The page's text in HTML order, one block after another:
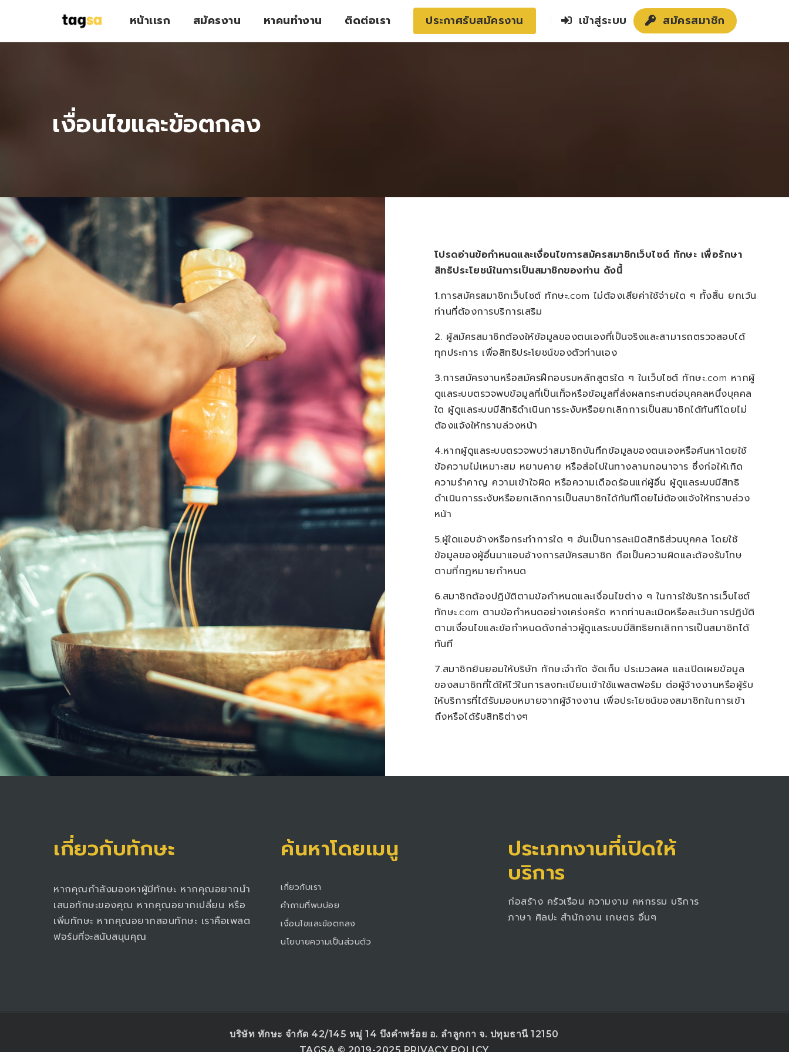
หน้าเเรก สมัครงาน หาคนทำงาน ติดต่อเรา ประกาศรับสมัครงาน เข้าสู่ระบบ สมัครสมาชิก
เงื่อนไขและข้อตกลง
โปรดอ่านข้อกำหนดและเงื่อนไขการสมัครสมาชิกเว็บไซต์ ทักษะ เพื่อรักษา
สิทธิประโยชน์ในการเป็นสมาชิกของท่าน ดังนี้
1.การสมัครสมาชิกเว็บไซต์ ทักษะ.com ไม่ต้องเสียค่าใช้จ่ายใด ๆ ทั้งสิ้น ยกเว้น
ท่านที่ต้องการบริการเสริม
2. ผู้สมัครสมาชิกต้องให้ข้อมูลของตนเองที่เป็นจริงและสามารถตรวจสอบได้
ทุกประการ เพื่อสิทธิประโยชน์ของตัวท่านเอง
3.การสมัครงานหรือสมัครฝึกอบรมหลักสูตรใด ๆ ในเว็บไซต์ ทักษะ.com หากผู้
ดูแลระบบตรวจพบข้อมูลที่เป็นเท็จหรือข้อมูลที่ส่งผลกระทบต่อบุคคลหนึ่งบุคคล
ใด ผู้ดูแลระบบมีสิทธิดำเนินการระงับหรือยกเลิกการเป็นสมาชิกได้ทันทีโดยไม่
ต้องแจ้งให้ทราบล่วงหน้า
4.หากผู้ดูแลระบบตรวจพบว่าสมาชิกบันทึกข้อมูลของตนเองหรือค้นหาโดยใช้
ข้อความไม่เหมาะสม หยาบคาย หรือส่อไปในทางลามกอนาจาร ซึ่งก่อให้เกิด
ความรำคาญ ความเข้าใจผิด หรือความเดือดร้อนแก่ผู้อื่น ผู้ดูแลระบบมีสิทธิ
ดำเนินการระงับหรือยกเลิกการเป็นสมาชิกได้ทันทีโดยไม่ต้องแจ้งให้ทราบล่วง
หน้า
5.ผู้ใดแอบอ้างหรือกระทำการใด ๆ อันเป็นการละเมิดสิทธิส่วนบุคคล โดยใช้
ข้อมูลของผู้อื่นมาแอบอ้างการสมัครสมาชิก ถือเป็นความผิดและต้องรับโทษ
ตามที่กฎหมายกำหนด
6.สมาชิกต้องปฏิบัติตามข้อกำหนดและเงื่อนไขต่าง ๆ ในการใช้บริการเว็บไซต์
ทักษะ.com ตามข้อกำหนดอย่างเคร่งครัด หากท่านละเมิดหรือละเว้นการปฏิบัติ
ตามเงื่อนไขและข้อกำหนดดังกล่าวผู้ดูแลระบบมีสิทธิยกเลิกการเป็นสมาชิกได้
ทันที
7.สมาชิกยินยอมให้บริษัท ทักษะจำกัด จัดเก็บ ประมวลผล และเปิดเผยข้อมูล
ของสมาชิกที่ได้ให้ไว้ในการลงทะเบียนเข้าใช้แพลตฟอร์ม ต่อผู้จ้างงานหรือผู้รับ
ให้บริการที่ได้รับมอบหมายจากผู้จ้างงาน เพื่อประโยชน์ของสมาชิกในการเข้า
ถึงหรือได้รับสิทธิต่างๆ
เกี่ยวกับทักษะ
หากคุณกำลังมองหาผู้มีทักษะ หากคุณอยากนำ
เสนอทักษะของคุณ หากคุณอยากเปลี่ยน หรือ
เพิ่มทักษะ หากคุณอยากสอนทักษะ เราคือเพลต
ฟอร์มที่จะสนับสนุนคุณ
ค้นหาโดยเมนู
เกี่ยวกับเรา
คำถามที่พบบ่อย
เงื่อนไขและข้อตกลง
นโยบายความเป็นส่วนตัว
ประเภทงานที่เปิดให้
บริการ
ก่อสร้าง ครัวเรือน ความงาม คหกรรม บริการ
ภาษา ศิลปะ สำนักงาน เกษตร อื่นๆ
บริษัท ทักษะ จำกัด 42/145 หมู่ 14 บึงคำพร้อย อ. ลำลูกกา จ. ปทุมธานี 12150
TAGSA © 2019-2025 PRIVACY POLICY